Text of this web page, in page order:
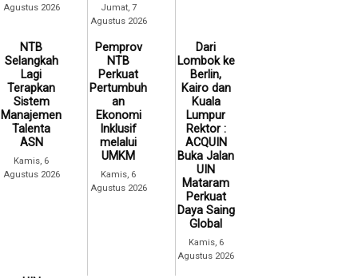
Agustus 2026
Jumat, 7
Agustus 2026
NTB
Selangkah
Lagi
Terapkan
Sistem
Manajemen
Talenta
ASN
Kamis, 6
Agustus 2026
Pemprov
NTB
Perkuat
Pertumbuh
an
Ekonomi
Inklusif
melalui
UMKM
Kamis, 6
Agustus 2026
Dari
Lombok ke
Berlin,
Kairo dan
Kuala
Lumpur
Rektor :
ACQUIN
Buka Jalan
UIN
Mataram
Perkuat
Daya Saing
Global
Kamis, 6
Agustus 2026